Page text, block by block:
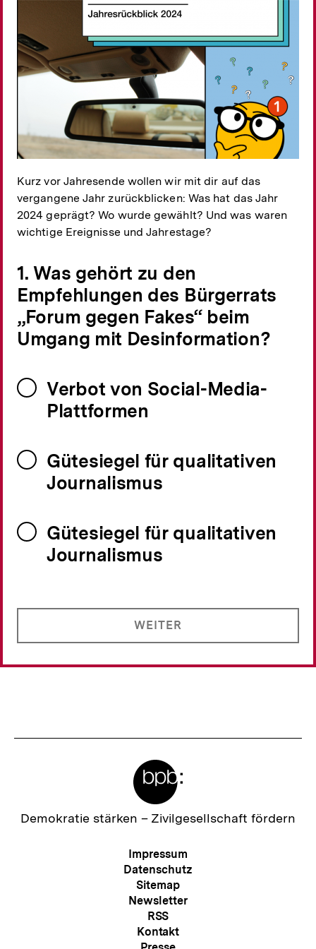
Kurz vor Jahresende wollen wir mit dir auf das
vergangene Jahr zurückblicken: Was hat das Jahr
2024 geprägt? Wo wurde gewählt? Und was waren
wichtige Ereignisse und Jahrestage?
1. Was gehört zu den
Empfehlungen des Bürgerrats
„Forum gegen Fakes“ beim
Umgang mit Desinformation?
Verbot von Social-Media-
Plattformen
Gütesiegel für qualitativen
Journalismus
Gütesiegel für qualitativen
Journalismus
WEITER
Zur
Demokratie stärken – Zivilgesellschaft fördern
Meta-
Navigation
Impressum
Datenschutz
Sitemap
Newsletter
RSS
Kontakt